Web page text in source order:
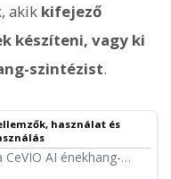
akik kifejező
készíteni, vagy ki
szintézist.
használat és
AI énekhang-